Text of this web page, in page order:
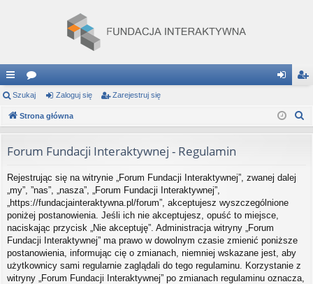
ię
ce
…
or
a og
ę
ej
Szukaj Zaloguj się Zarejestruj się
Strona główna
Forum Fundacji Interaktywnej - Regulamin
Rejestrując się na witrynie „Forum Fundacji Interaktywnej”, zwanej dalej
„my”, ”nas”, „nasza”, „Forum Fundacji Interaktywnej”,
„https://fundacjainteraktywna.pl/forum”, akceptujesz wyszczególnione
poniżej postanowienia. Jeśli ich nie akceptujesz, opuść to miejsce,
naciskając przycisk „Nie akceptuję”. Administracja witryny „Forum
Fundacji Interaktywnej” ma prawo w dowolnym czasie zmienić poniższe
postanowienia, informując cię o zmianach, niemniej wskazane jest, aby
użytkownicy sami regularnie zaglądali do tego regulaminu. Korzystanie z
witryny „Forum Fundacji Interaktywnej” po zmianach regulaminu oznacza,